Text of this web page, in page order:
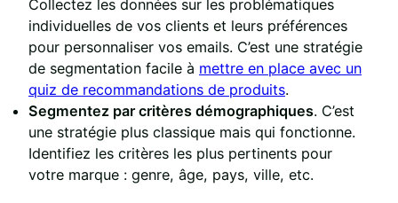
Collectez les données sur les problématiques
individuelles de vos clients et leurs préférences
pour personnaliser vos emails. C’est une stratégie
de segmentation facile à mettre en place avec un
quiz de recommandations de produits.
Segmentez par critères démographiques. C’est
une stratégie plus classique mais qui fonctionne.
Identifiez les critères les plus pertinents pour
votre marque : genre, âge, pays, ville, etc.